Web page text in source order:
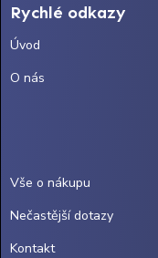
Rychlé odkazy
Úvod
O nás
Vše o nákupu
Nečastější dotazy
Kontakt